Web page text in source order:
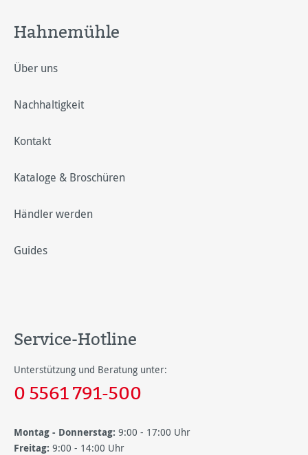
Hahnemühle
Über uns
Nachhaltigkeit
Kontakt
Kataloge & Broschüren
Händler werden
Guides
Service-Hotline
Unterstützung und Beratung unter:
0 5561 791-500
Montag - Donnerstag: 9:00 - 17:00 Uhr
Freitag: 9:00 - 14:00 Uhr